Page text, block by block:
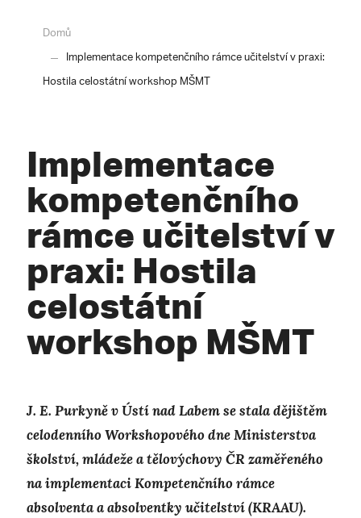
Domů
Implementace kompetenčního rámce učitelství v praxi:
Hostila celostátní workshop MŠMT
Implementace
kompetenčního
rámce učitelství v
praxi: Hostila
celostátní
workshop MŠMT
J. E. Purkyně v Ústí nad Labem se stala dějištěm
celodenního Workshopového dne Ministerstva
školství, mládeže a tělovýchovy ČR zaměřeného
na implementaci Kompetenčního rámce
absolventa a absolventky učitelství (KRAAU).